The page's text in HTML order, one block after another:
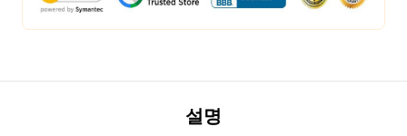
설명